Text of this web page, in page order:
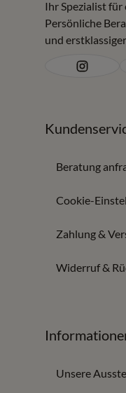
Ihr Spezialist für
Persönliche
und
Beratung
Cookie-
Zahlung &
Widerruf &
Unsere